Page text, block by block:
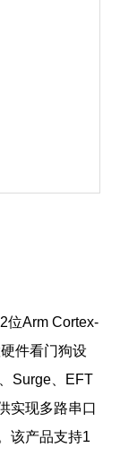
位Arm Cortex-
件看门狗设
Surge、EFT
实现多路串口
该产品支持1